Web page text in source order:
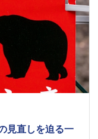
見直しを迫る一